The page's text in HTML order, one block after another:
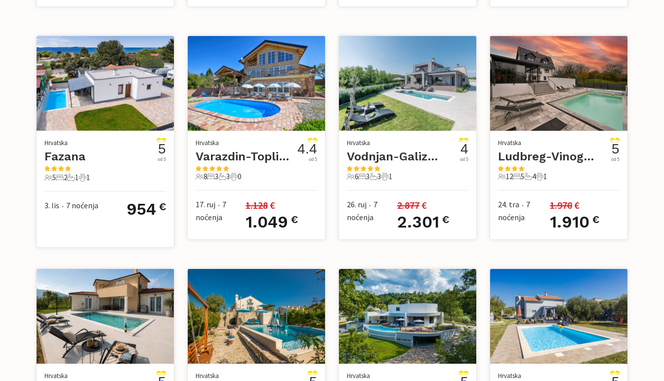
Hrvatska
Fazana
5 Gosti
5
2 Spavaće sobe
2
1 Kupaonica
1
1 Kućni ljubimac
1
5
od 5
3. lis • 7 noćenja 954 €
Hrvatska
Varazdin-Toplicica
8 Gosti
8
3 Spavaće sobe
3
3 Kupaonice
3
0 Kućni ljubimac
0
4.4
od 5
17. ruj • 7
noćenja
1.128 €
1.049 €
Hrvatska
Vodnjan-Galizana
6 Gosti
6
3 Spavaće sobe
3
3 Kupaonice
3
1 Kućni ljubimac
1
4
od 5
26. ruj • 7
noćenja
2.877 €
2.301 €
Hrvatska
Ludbreg-Vinogradi Ludbreski
12 Gosti
12
5 Spavaće sobe
5
4 Kupaonice
4
1 Kućni ljubimac
1
5
od 5
24. tra • 7
noćenja
1.970 €
1.910 €
Hrvatska Hrvatska Hrvatska Hrvatska